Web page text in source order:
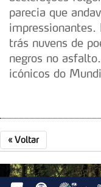
Adicionalmente
utilização do nosso
parceiros e
O ACP garantirá
dados pessoais
Realçamos que o
tecnologias
experiência de
disponibilizados.
parecia que
impressionantes.
trás nuvens de
negros no
icónicos do
« Voltar